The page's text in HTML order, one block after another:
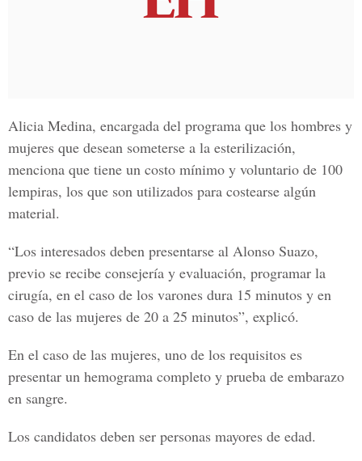
Alicia Medina, encargada del programa que los hombres y
mujeres que desean someterse a la esterilización,
menciona que tiene un costo mínimo y voluntario de 100
lempiras, los que son utilizados para costearse algún
material.
“Los interesados deben presentarse al Alonso Suazo,
previo se recibe consejería y evaluación, programar la
cirugía, en el caso de los varones dura 15 minutos y en
caso de las mujeres de 20 a 25 minutos”, explicó.
En el caso de las mujeres, uno de los requisitos es
presentar un hemograma completo y prueba de embarazo
en sangre.
Los candidatos deben ser personas mayores de edad.